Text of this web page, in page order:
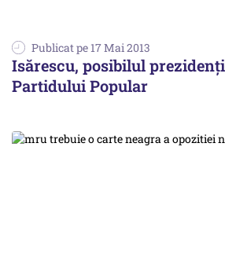
Publicat pe 17 Mai 2013
Isărescu, posibilul
Partidului Popular